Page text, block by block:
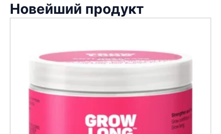
Новейший продукт